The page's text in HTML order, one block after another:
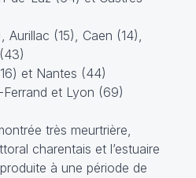
Aurillac (15), Caen (14),
et Nantes (44)
et Lyon (69)
très meurtrière,
charentais et l’estuaire
à une période de